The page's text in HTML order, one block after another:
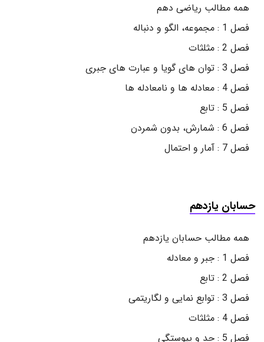
همه مطالب ریاضی دهم
فصل 1 : مجموعه، الگو و دنباله
فصل 2 : مثلثات
فصل 3 : توان های گویا و عبارت های جبری
فصل 4 : معادله ها و نامعادله ها
فصل 5 : تابع
فصل 6 : شمارش، بدون شمردن
فصل 7 : آمار و احتمال
حسابان یازدهم
همه مطالب حسابان یازدهم
فصل 1 : جبر و معادله
فصل 2 : تابع
فصل 3 : توابع نمایی و لگاریتمی
فصل 4 : مثلثات
فصل 5 : حد و پیوستگی